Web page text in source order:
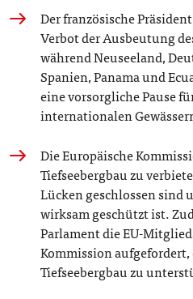
Der französische
Verbot der Ausbeutung
während Neuseeland,
Spanien, Panama und
eine vorsorgliche Pause
internationalen
Die Europäische
Tiefseebergbau zu
Lücken geschlossen sind
wirksam geschützt ist.
Parlament die EU-
Kommission
Tiefseebergbau zu